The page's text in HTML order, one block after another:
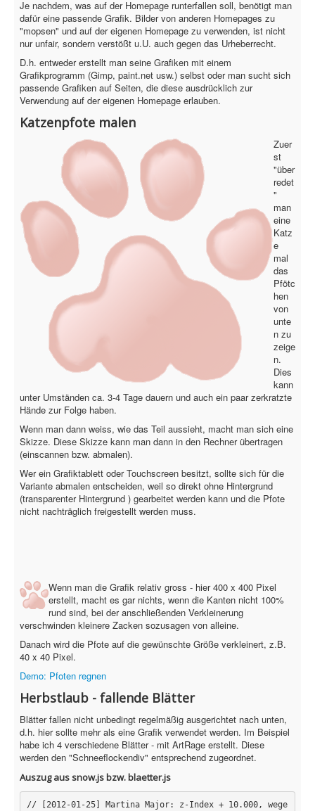
PovRay
PHP
Webdesign
CMS
Sicherheit
Home
PovRay
PHP
JavaScript
Sicherheit
Home
PovRay
PHP
Grafik
JavaScript
Sicherheit
PHP +
Home
PovRay
PHP
Webdesign
CMS
Je nachdem, was auf der Homepage runterfallen soll, benötigt man
dafür eine passende Grafik. Bilder von anderen Homepages zu
"mopsen" und auf der eigenen Homepage zu verwenden, ist nicht
nur unfair, sondern verstößt u.U. auch gegen das Urheberrecht.
D.h. entweder erstellt man seine Grafiken mit einem
Grafikprogramm (Gimp, paint.net usw.) selbst oder man sucht sich
passende Grafiken auf Seiten, die diese ausdrücklich zur
Verwendung auf der eigenen Homepage erlauben.
Katzenpfote malen
Zuer
st
"über
redet
"
man
eine
Katz
e
mal
das
Pfötc
hen
von
unte
n zu
zeige
n.
Dies
kann
unter Umständen ca. 3-4 Tage dauern und auch ein paar zerkratzte
Hände zur Folge haben.
Wenn man dann weiss, wie das Teil aussieht, macht man sich eine
Skizze. Diese Skizze kann man dann in den Rechner übertragen
(einscannen bzw. abmalen).
Wer ein Grafiktablett oder Touchscreen besitzt, sollte sich für die
Variante abmalen entscheiden, weil so direkt ohne Hintergrund
(transparenter Hintergrund ) gearbeitet werden kann und die Pfote
nicht nachträglich freigestellt werden muss.
Wenn man die Grafik relativ gross - hier 400 x 400 Pixel
erstellt, macht es gar nichts, wenn die Kanten nicht 100%
rund sind, bei der anschließenden Verkleinerung
verschwinden kleinere Zacken sozusagen von alleine.
Danach wird die Pfote auf die gewünschte Größe verkleinert, z.B.
40 x 40 Pixel.
Demo: Pfoten regnen
Herbstlaub - fallende Blätter
Blätter fallen nicht unbedingt regelmäßig ausgerichtet nach unten,
d.h. hier sollte mehr als eine Grafik verwendet werden. Im Beispiel
habe ich 4 verschiedene Blätter - mit ArtRage erstellt. Diese
werden den "Schneeflockendiv" entsprechend zugeordnet.
Auszug aus snow.js bzw. blaetter.js
// [2012-01-25] Martina Major: z-Index + 10.000, wege